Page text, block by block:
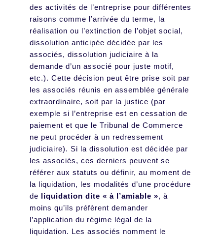
des activités de l’entreprise pour différentes
raisons comme l’arrivée du terme, la
réalisation ou l’extinction de l’objet social,
dissolution anticipée décidée par les
associés, dissolution judiciaire à la
demande d’un associé pour juste motif,
etc.). Cette décision peut être prise soit par
les associés réunis en assemblée générale
extraordinaire, soit par la justice (par
exemple si l’entreprise est en cessation de
paiement et que le Tribunal de Commerce
ne peut procéder à un redressement
judiciaire). Si la dissolution est décidée par
les associés, ces derniers peuvent se
référer aux statuts ou définir, au moment de
la liquidation, les modalités d’une procédure
de liquidation dite « à l’amiable », à
moins qu’ils préfèrent demander
l’application du régime légal de la
liquidation. Les associés nomment le